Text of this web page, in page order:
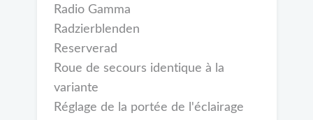
Radio Gamma
Radzierblenden
Reserverad
Roue de secours identique à la
variante
Réglage de la portée de l'éclairage